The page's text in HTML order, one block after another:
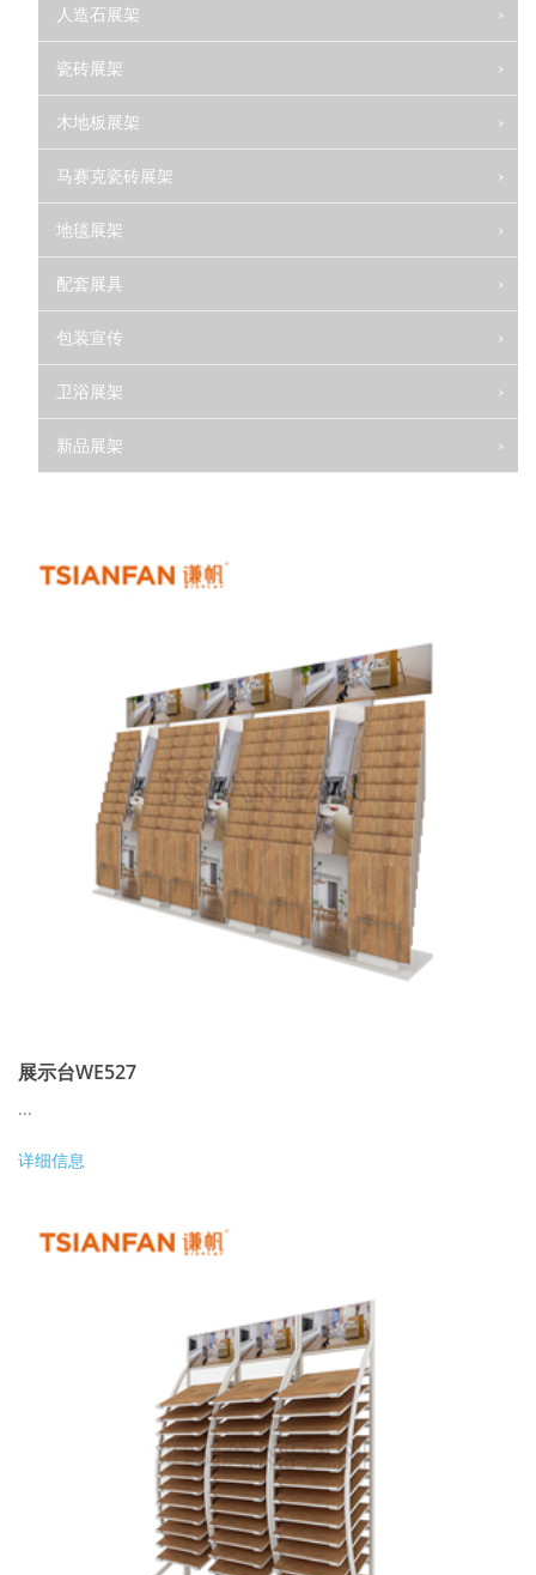
人造石展架
瓷砖展架
木地板展架
马赛克瓷砖展架
地毯展架
配套展具
包装宣传
卫浴展架
新品展架
展示台WE527
...
详细信息